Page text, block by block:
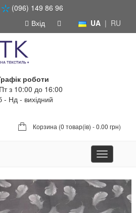
(096) 149 86 96
UA | RU
Вхід
роботи
з 10:00 до 16:00
- Нд - вихідний
Корзина (0 товар(ів) - 0.00 грн)
Toggle
navigation